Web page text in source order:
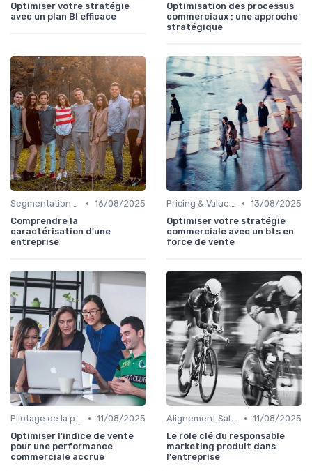
Optimiser votre stratégie
avec un plan BI efficace
Optimisation des processus
commerciaux : une approche
stratégique
Segmentation clients & ICP • 16/08/2025
Comprendre la
caractérisation d'une
entreprise
Pricing & Value Proposition • 13/08/2025
Optimiser votre stratégie
commerciale avec un bts en
force de vente
Pilotage de la performance commerciale • 11/08/2025
Optimiser l'indice de vente
pour une performance
commerciale accrue
Alignement Sales & Marketing • 11/08/2025
Le rôle clé du responsable
marketing produit dans
l'entreprise